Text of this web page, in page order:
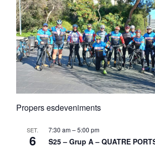
Propers esdeveniments
SET.
6
7:30 am–5:00 pm
S25 – Grup A – QUATRE